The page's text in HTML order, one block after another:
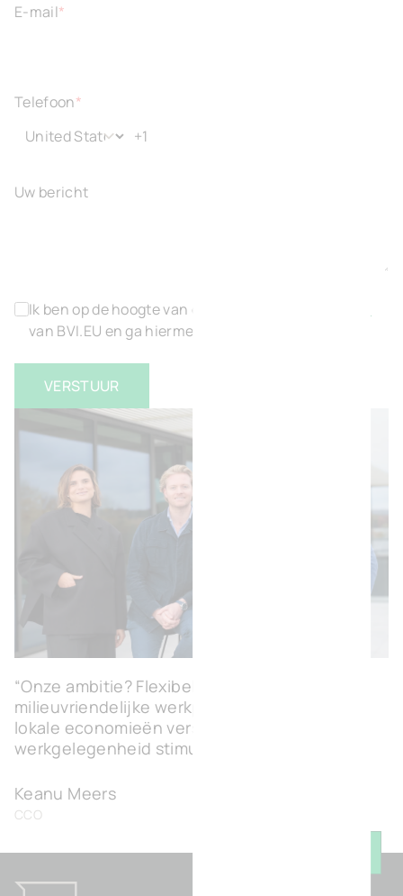
E-mail*
Telefoon*
Uw bericht
Ik ben op de hoogte van de
van BVI.EU en ga hiermee akkoord
“Onze ambitie? Flexibele, modulaire en
milieuvriendelijke werkplekken creëren die
lokale economieën versterken en
werkgelegenheid stimuleren.”
Keanu Meers
CCO